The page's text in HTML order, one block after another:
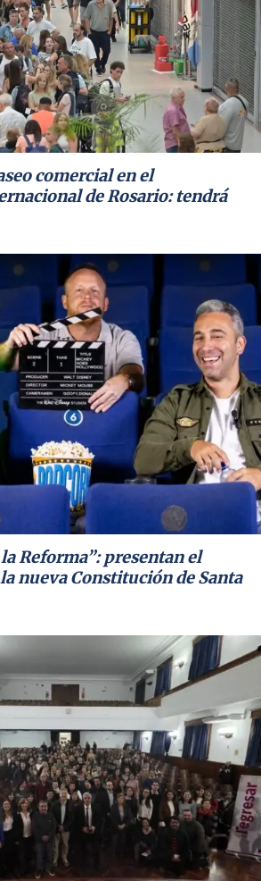
comercial en el
de Rosario: tendrá
Reforma”: presentan el
nueva Constitución de Santa